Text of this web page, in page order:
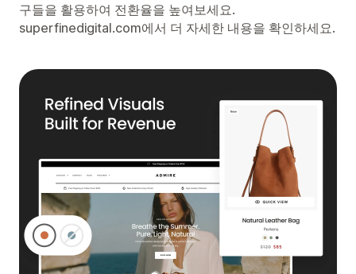
구들을 활용하여 전환율을 높여보세요.
superfinedigital.com에서 더 자세한 내용을 확인하세요.